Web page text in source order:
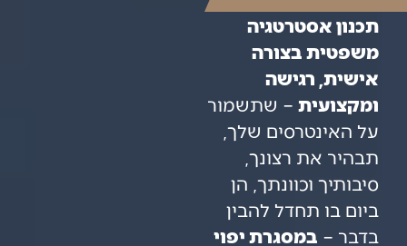
תכנון אסטרטגיה
משפטית בצורה
אישית, רגישה
ומקצועית – שתשמור
על האינטרסים שלך,
תבהיר את רצונך,
סיבותיך וכוונתך, הן
ביום בו תחדל להבין
בדבר – במסגרת יפוי